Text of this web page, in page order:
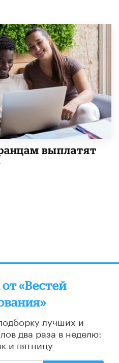
выплатят
«Вестей
лучших и
два раза в неделю:
и пятницу